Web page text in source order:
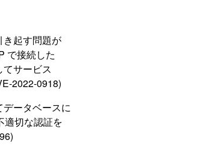
き起す問題が
で接続した
サービス
2022-0918)
ータベースに
適切な認証を